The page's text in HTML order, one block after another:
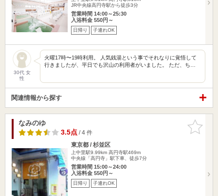
JR中央線高円寺駅から徒歩3分
営業時間 14:00～25:30
入浴料金 550円～
日帰り 子連れOK
30代 女
性
火曜17時〜19時利用。 人気銭湯という事でそれなりに覚悟して
行きましたが、平日でも沢山の利用者がいました。 ただ、ち…
関連情報から探す
お気に入
りに追加
なみのゆ
3.5点/ 4 件
東京都 / 杉並区
上中里駅9.99km 高円寺駅469m
中央線「高円寺」駅下車、徒歩7分
営業時間 15:00～24:00
入浴料金 550円～
日帰り 子連れOK